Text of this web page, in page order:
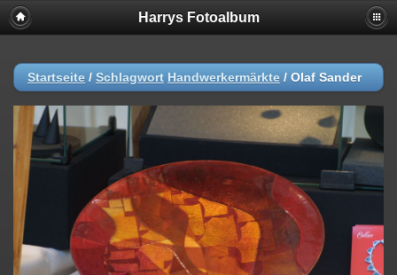
Harrys Fotoalbum
Startseite / Schlagwort Handwerkermärkte / Olaf Sander